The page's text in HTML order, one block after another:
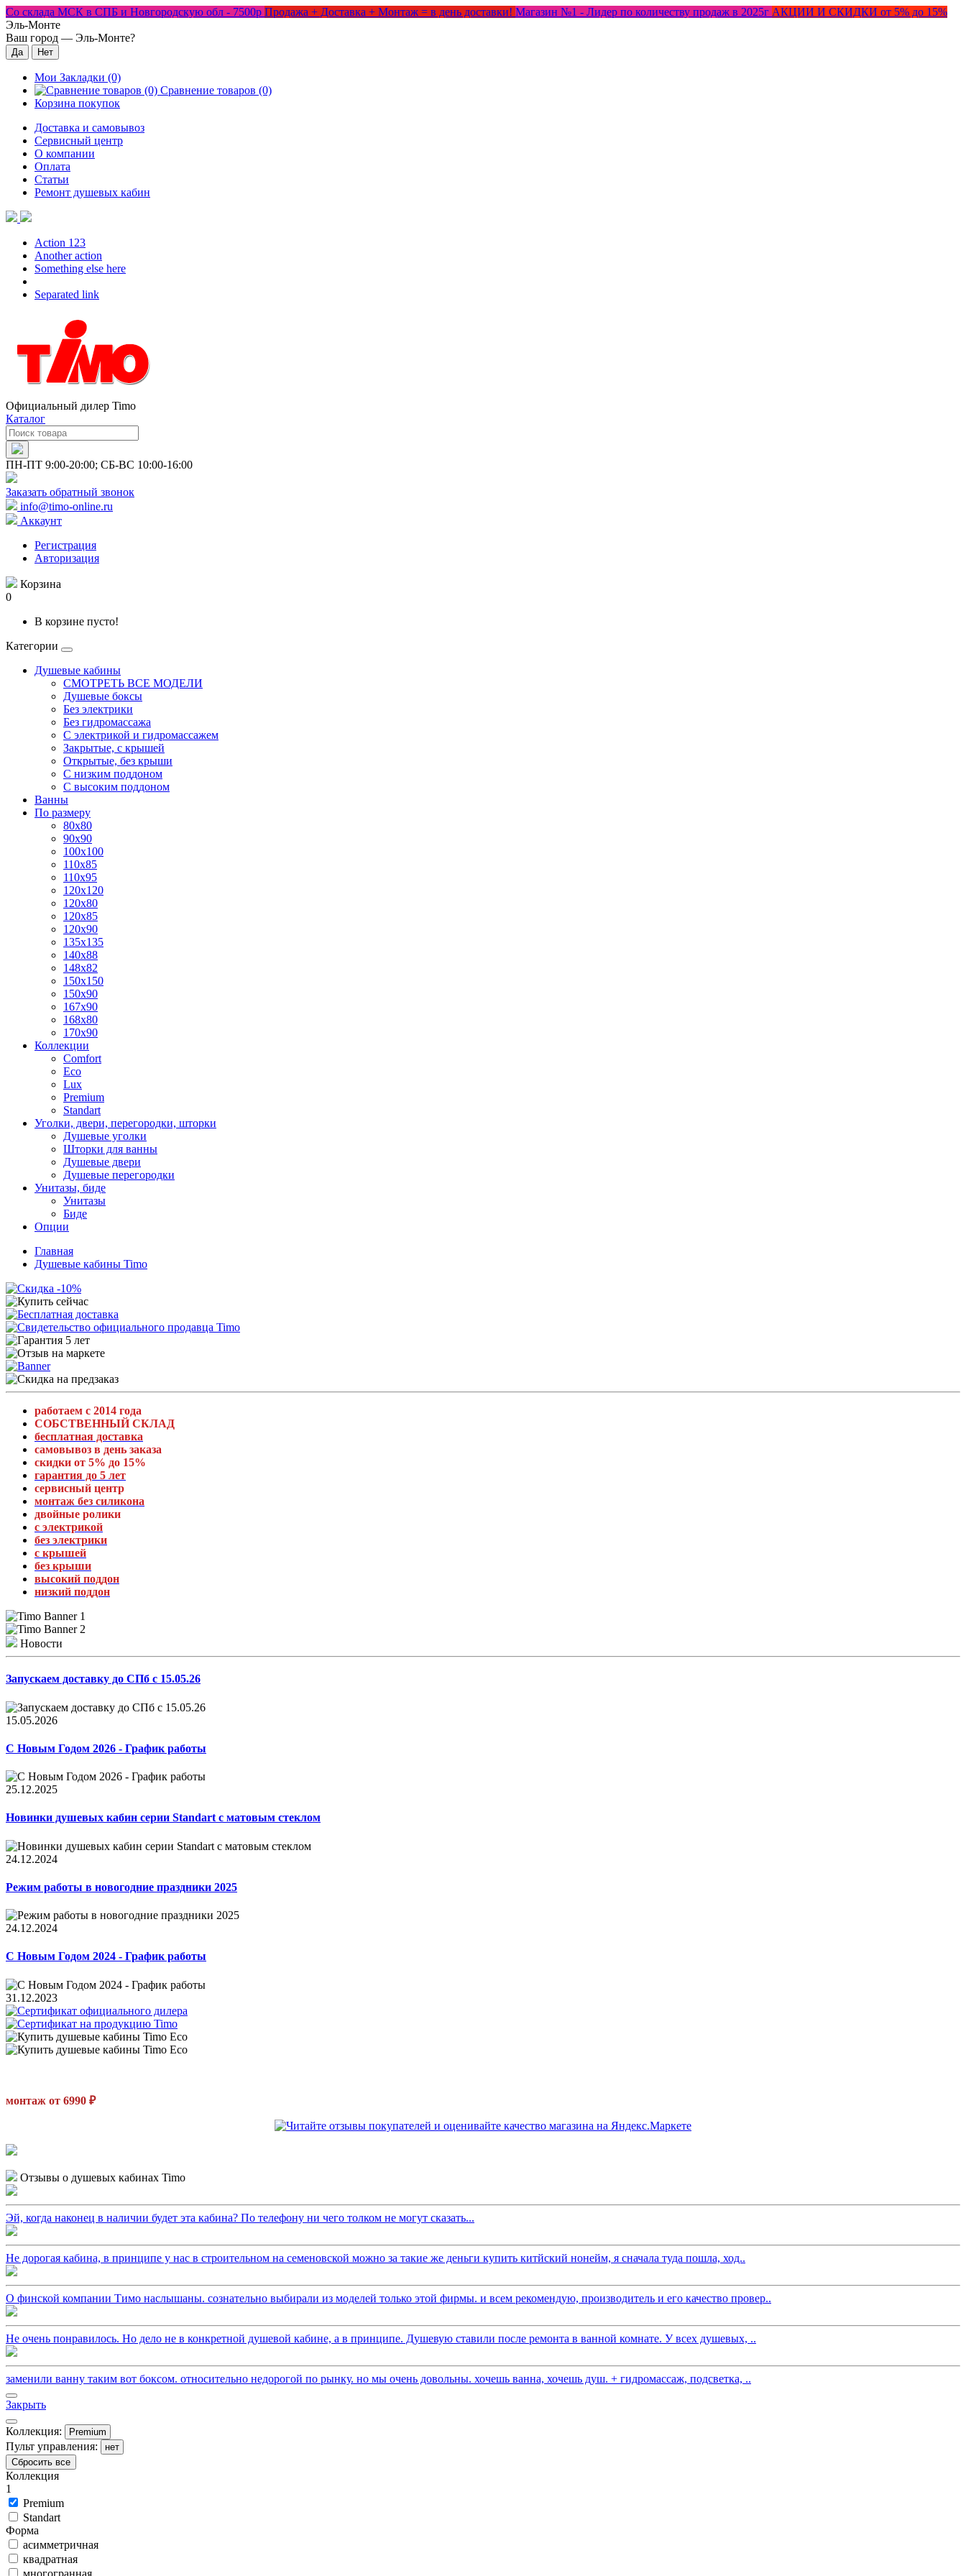
Со склада МСК в СПБ и Новгородскую обл - 7500р Продажа + Доставка + Монтаж = в день доставки! Магазин №1 - Лидер по количеству продаж в 2025г АКЦИИ И СКИДКИ от 5% до 15%
Эль-Монте
Ваш город — Эль-Монте?
Мои Закладки (0)
Сравнение товаров (0)
Корзина покупок
Доставка и самовывоз
Сервисный центр
О компании
Оплата
Статьи
Ремонт душевых кабин
Action 123
Another action
Something else here
Separated link
Официальный дилер Timo
Каталог
ПН-ПТ 9:00-20:00; СБ-ВС 10:00-16:00
Заказать обратный звонок
info@timo-online.ru
Аккаунт
Регистрация
Авторизация
Корзина
0
В корзине пусто!
Категории
Душевые кабины
СМОТРЕТЬ ВСЕ МОДЕЛИ
Душевые боксы
Без электрики
Без гидромассажа
С электрикой и гидромассажем
Закрытые, с крышей
Открытые, без крыши
С низким поддоном
С высоким поддоном
Ванны
По размеру
80x80
90x90
100x100
110x85
110x95
120x120
120x80
120x85
120x90
135x135
140x88
148x82
150x150
150x90
167x90
168x80
170x90
Коллекции
Comfort
Eco
Lux
Premium
Standart
Уголки, двери, перегородки, шторки
Душевые уголки
Шторки для ванны
Душевые двери
Душевые перегородки
Унитазы, биде
Унитазы
Биде
Опции
Главная
Душевые кабины Timo
работаем с 2014 года
СОБСТВЕННЫЙ СКЛАД
бесплатная доставка
самовывоз в день заказа
скидки от 5% до 15%
гарантия до 5 лет
сервисный центр
монтаж без силикона
двойные ролики
с электрикой
без электрики
с крышей
без крыши
высокий поддон
низкий поддон
Новости
Запускаем доставку до СПб с 15.05.26
15.05.2026
С Новым Годом 2026 - График работы
25.12.2025
Новинки душевых кабин серии Standart с матовым стеклом
24.12.2024
Режим работы в новогодние праздники 2025
24.12.2024
С Новым Годом 2024 - График работы
31.12.2023
монтаж от 6990 ₽
Отзывы о душевых кабинах Timo
Эй, когда наконец в наличии будет эта кабина? По телефону ни чего толком не могут сказать...
Не дорогая кабина, в принципе у нас в строительном на семеновской можно за такие же деньги купить китйский нонейм, я сначала туда пошла, ход..
О финской компании Тимо наслышаны. сознательно выбирали из моделей только этой фирмы. и всем рекомендую, производитель и его качество провер..
Не очень понравилось. Но дело не в конкретной душевой кабине, а в принципе. Душевую ставили после ремонта в ванной комнате. У всех душевых, ..
заменили ванну таким вот боксом. относительно недорогой по рынку. но мы очень довольны. хочешь ванна, хочешь душ. + гидромассаж, подсветка, ..
Закрыть
Коллекция: Premium
Пульт управления:
нет
Сбросить все
Коллекция
1
Premium
Standart
Форма
асимметричная
квадратная
многогранная